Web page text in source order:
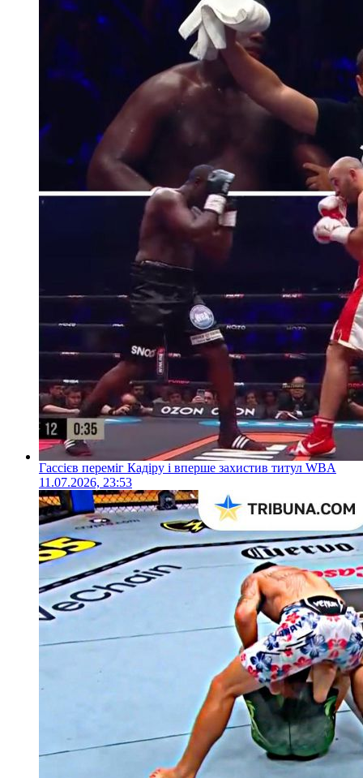
Гассієв переміг Кадіру і вперше захистив титул WBA
11.07.2026, 23:53